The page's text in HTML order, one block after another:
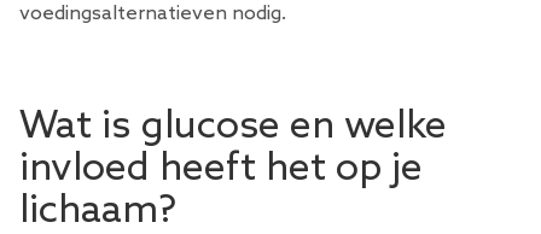
voedingsalternatieven nodig.
Wat is glucose en welke
invloed heeft het op je
lichaam?